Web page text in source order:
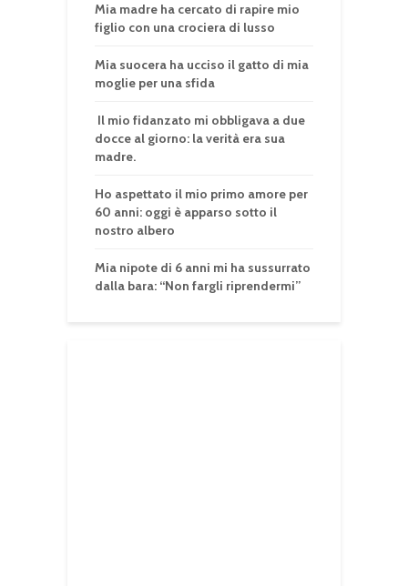
Mia madre ha cercato di rapire mio
figlio con una crociera di lusso
Mia suocera ha ucciso il gatto di mia
moglie per una sfida
Il mio fidanzato mi obbligava a due
docce al giorno: la verità era sua
madre.
Ho aspettato il mio primo amore per
60 anni: oggi è apparso sotto il
nostro albero
Mia nipote di 6 anni mi ha sussurrato
dalla bara: “Non fargli riprendermi”